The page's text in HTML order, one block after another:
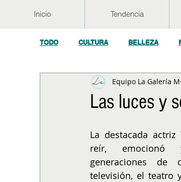
Inicio Tendencia
TODO CULTURA BELLEZA
GASTRONOMÍA Y VINOS SALUD
Las luces y
Equipo La Galería M
La destacada actriz
reír, emocionó
generaciones de
televisión, el teatro